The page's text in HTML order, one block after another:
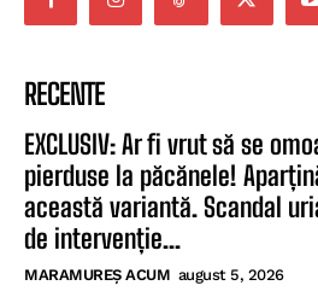
RECENTE
EXCLUSIV: Ar fi vrut să se
pierduse la păcănele!
această variantă. Scandal
de intervenție...
MARAMUREȘ ACUM august 5, 2026